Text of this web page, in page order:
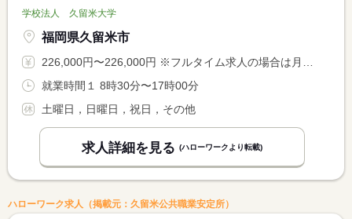
学校法人 久留米大学
福岡県久留米市
226,000円〜226,000円 ※フルタイム求人の場合は月額（換算額）、パート求人の場合は時間額を表示しています。
就業時間１ 8時30分〜17時00分
土曜日，日曜日，祝日，その他
求人詳細を見る (ハローワークより転載)
ハローワーク求人（掲載元：久留米公共職業安定所）